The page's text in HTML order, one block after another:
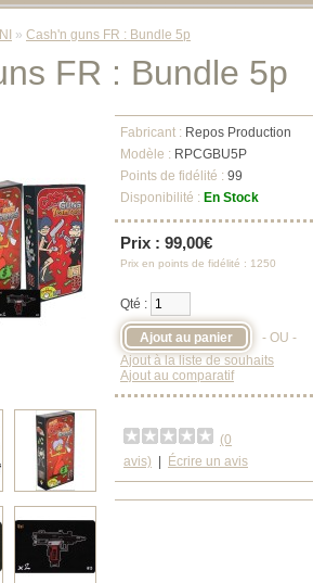
» Cash'n guns FR : Bundle 5p
FR : Bundle 5p
Fabricant : Repos Production
Modèle : RPCGBU5P
Points de fidélité : 99
Disponibilité : En Stock
Prix : 99,00€
Prix en points de fidélité : 1250
Qté :
- OU -
Ajout à la liste de souhaits
Ajout au comparatif
(0
avis)
Écrire un avis